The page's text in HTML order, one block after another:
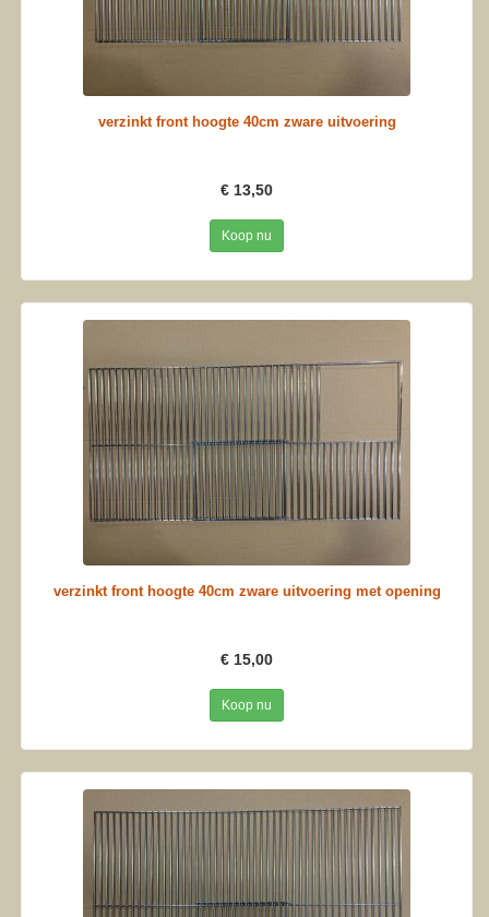
verzinkt front hoogte 40cm zware uitvoering
€ 13,50
Koop nu
verzinkt front hoogte 40cm zware uitvoering met opening
€ 15,00
Koop nu